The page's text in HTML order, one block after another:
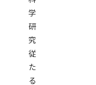
学
研
究
従
た
る